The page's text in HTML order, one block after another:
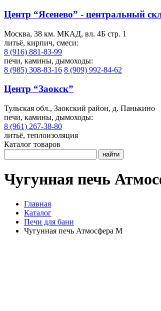
Центр “Ясенево” - центральный
Москва, 38 км. МКАД, вл. 4Б стр. 1
литьё, кирпич, смеси:
8 (916) 881-83-99
печи, камины, дымоходы:
8 (985) 308-83-16 8 (909) 992-84-62
Центр “Заокск”
Тульская обл., Заокский район, д. Панькино
печи, камины, дымоходы:
8 (961) 267-38-80
литьё, теплоизоляция
Каталог товаров
найти
Чугунная печь
Главная
Каталог
Печи для бани
Чугунная печь Атмосфера М